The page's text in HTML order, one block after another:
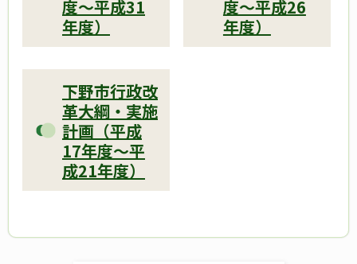
度～平成31
年度）
度～平成26
年度）
下野市行政改
革大綱・実施
計画（平成
17年度～平
成21年度）